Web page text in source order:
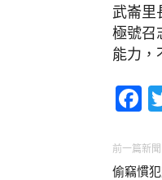
武崙里
極號召
能力，
前一篇新聞
偷竊慣